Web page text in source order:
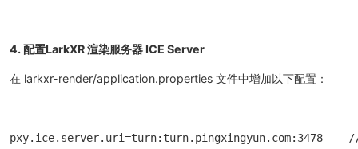
4. 配置LarkXR 渲染服务器 ICE Server
在 larkxr-render/application.properties 文件中增加以下配置：
pxy.ice.server.uri=turn:turn.pingxingyun.com:3478    //